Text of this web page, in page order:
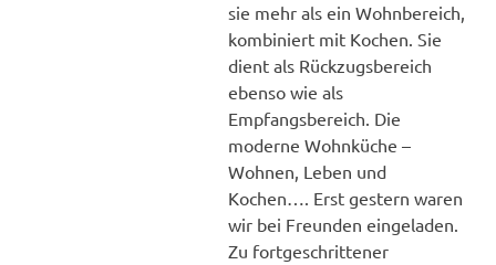
sie mehr als ein Wohnbereich,
kombiniert mit Kochen. Sie
dient als Rückzugsbereich
ebenso wie als
Empfangsbereich. Die
moderne Wohnküche –
Wohnen, Leben und
Kochen…. Erst gestern waren
wir bei Freunden eingeladen.
Zu fortgeschrittener